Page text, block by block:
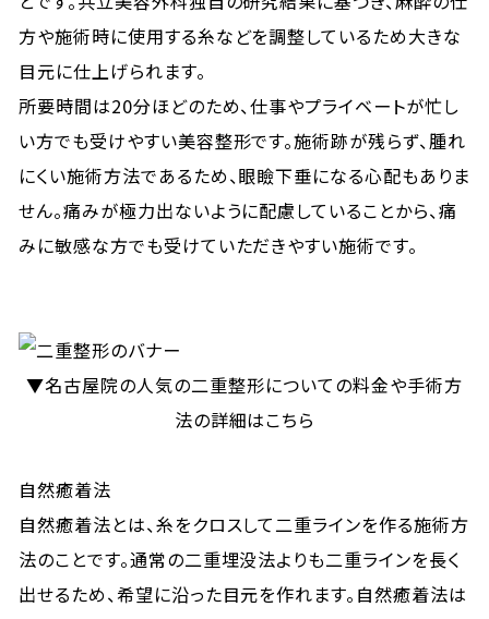
方や施術時に使用する糸などを調整しているため大きな
目元に仕上げられます。
所要時間は20分ほどのため、仕事やプライベートが忙し
い方でも受けやすい美容整形です。施術跡が残らず、腫れ
にくい施術方法であるため、眼瞼下垂になる心配もありま
せん。痛みが極力出ないように配慮していることから、痛
みに敏感な方でも受けていただきやすい施術です。
▼名古屋院の人気の二重整形についての料金や手術方
法の詳細はこちら
自然癒着法
自然癒着法とは、糸をクロスして二重ラインを作る施術方
法のことです。通常の二重埋没法よりも二重ラインを長く
出せるため、希望に沿った目元を作れます。自然癒着法は